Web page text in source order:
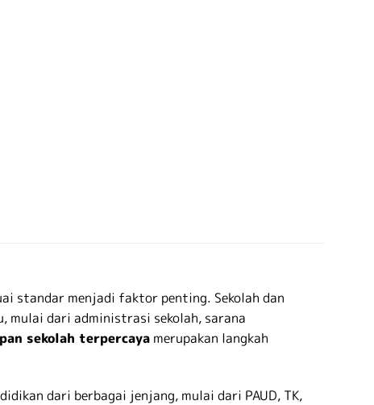
standar menjadi faktor penting. Sekolah dan
mulai dari administrasi sekolah, sarana
sekolah terpercaya merupakan langkah
dari berbagai jenjang, mulai dari PAUD, TK,